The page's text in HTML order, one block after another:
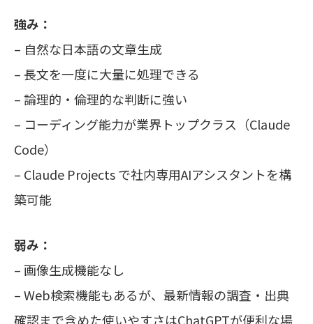
強み：
– 自然な日本語の文章生成
– 長文を一度に大量に処理できる
– 論理的・倫理的な判断に強い
– コーディング能力が業界トップクラス（Claude
Code）
– Claude Projects で社内専用AIアシスタントを構
築可能
弱み：
– 画像生成機能なし
– Web検索機能もあるが、最新情報の調査・出典
確認まで含めた使いやすさはChatGPTが便利な場